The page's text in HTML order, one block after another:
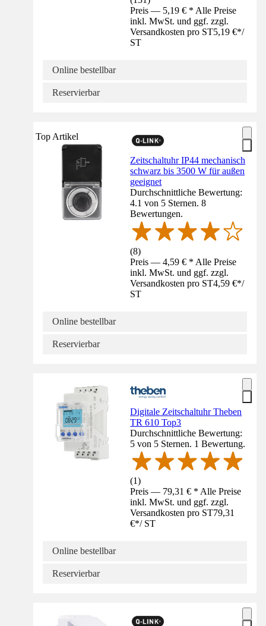
Preis — 5,19 € * Alle Preise
inkl. MwSt. und ggf. zzgl.
Versandkosten pro ST5,19 €*/
ST
Online bestellbar
Reservierbar
Top Artikel
Zeitschaltuhr IP44 mechanisch
schwarz bis 3500 W für außen
geeignet
Durchschnittliche Bewertung:
4.1 von 5 Sternen. 8
Bewertungen.
(8)
Preis — 4,59 € * Alle Preise
inkl. MwSt. und ggf. zzgl.
Versandkosten pro ST4,59 €*/
ST
Online bestellbar
Reservierbar
Digitale Zeitschaltuhr Theben
TR 610 Top3
Durchschnittliche Bewertung:
5 von 5 Sternen. 1 Bewertung.
(1)
Preis — 79,31 € * Alle Preise
inkl. MwSt. und ggf. zzgl.
Versandkosten pro ST79,31
€*/ ST
Online bestellbar
Reservierbar